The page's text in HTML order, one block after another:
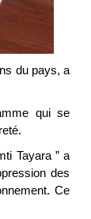
du pays, a
qui se
Tayara ” a
des
Ce